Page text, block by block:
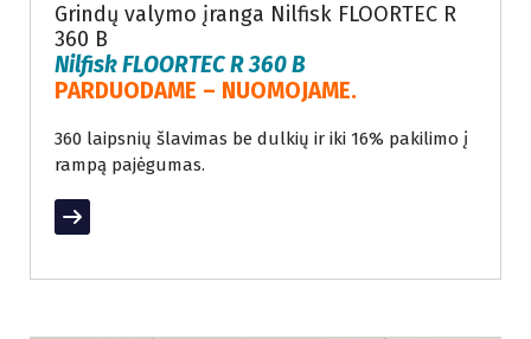
Grindų valymo įranga Nilfisk FLOORTEC R
360 B
Nilfisk FLOORTEC R 360 B
PARDUODAME – NUOMOJAME.
360 laipsnių šlavimas be dulkių ir iki 16% pakilimo į
rampą pajėgumas.
Read More